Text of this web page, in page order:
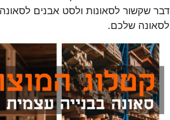
דבר שקשור לסאונות ולסט אבנים
לסאונה שלכם.